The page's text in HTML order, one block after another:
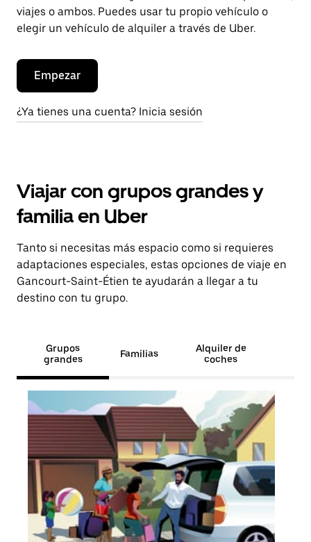
viajes o ambos. Puedes usar tu propio vehículo o
elegir un vehículo de alquiler a través de Uber.
Empezar
¿Ya tienes una cuenta? Inicia sesión
Viajar con grupos grandes y
familia en Uber
Tanto si necesitas más espacio como si requieres
adaptaciones especiales, estas opciones de viaje en
Gancourt-Saint-Étien te ayudarán a llegar a tu
destino con tu grupo.
Grupos
grandes
Familias
Alquiler de
coches